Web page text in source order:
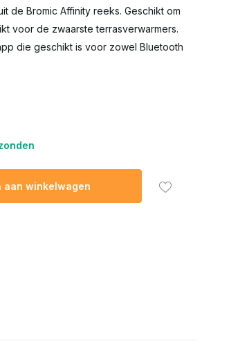
de Bromic Affinity reeks. Geschikt om
voor de zwaarste terrasverwarmers.
die geschikt is voor zowel Bluetooth
aan winkelwagen